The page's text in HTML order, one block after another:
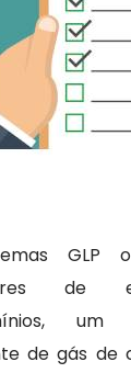
GLP
de
um
de gás de